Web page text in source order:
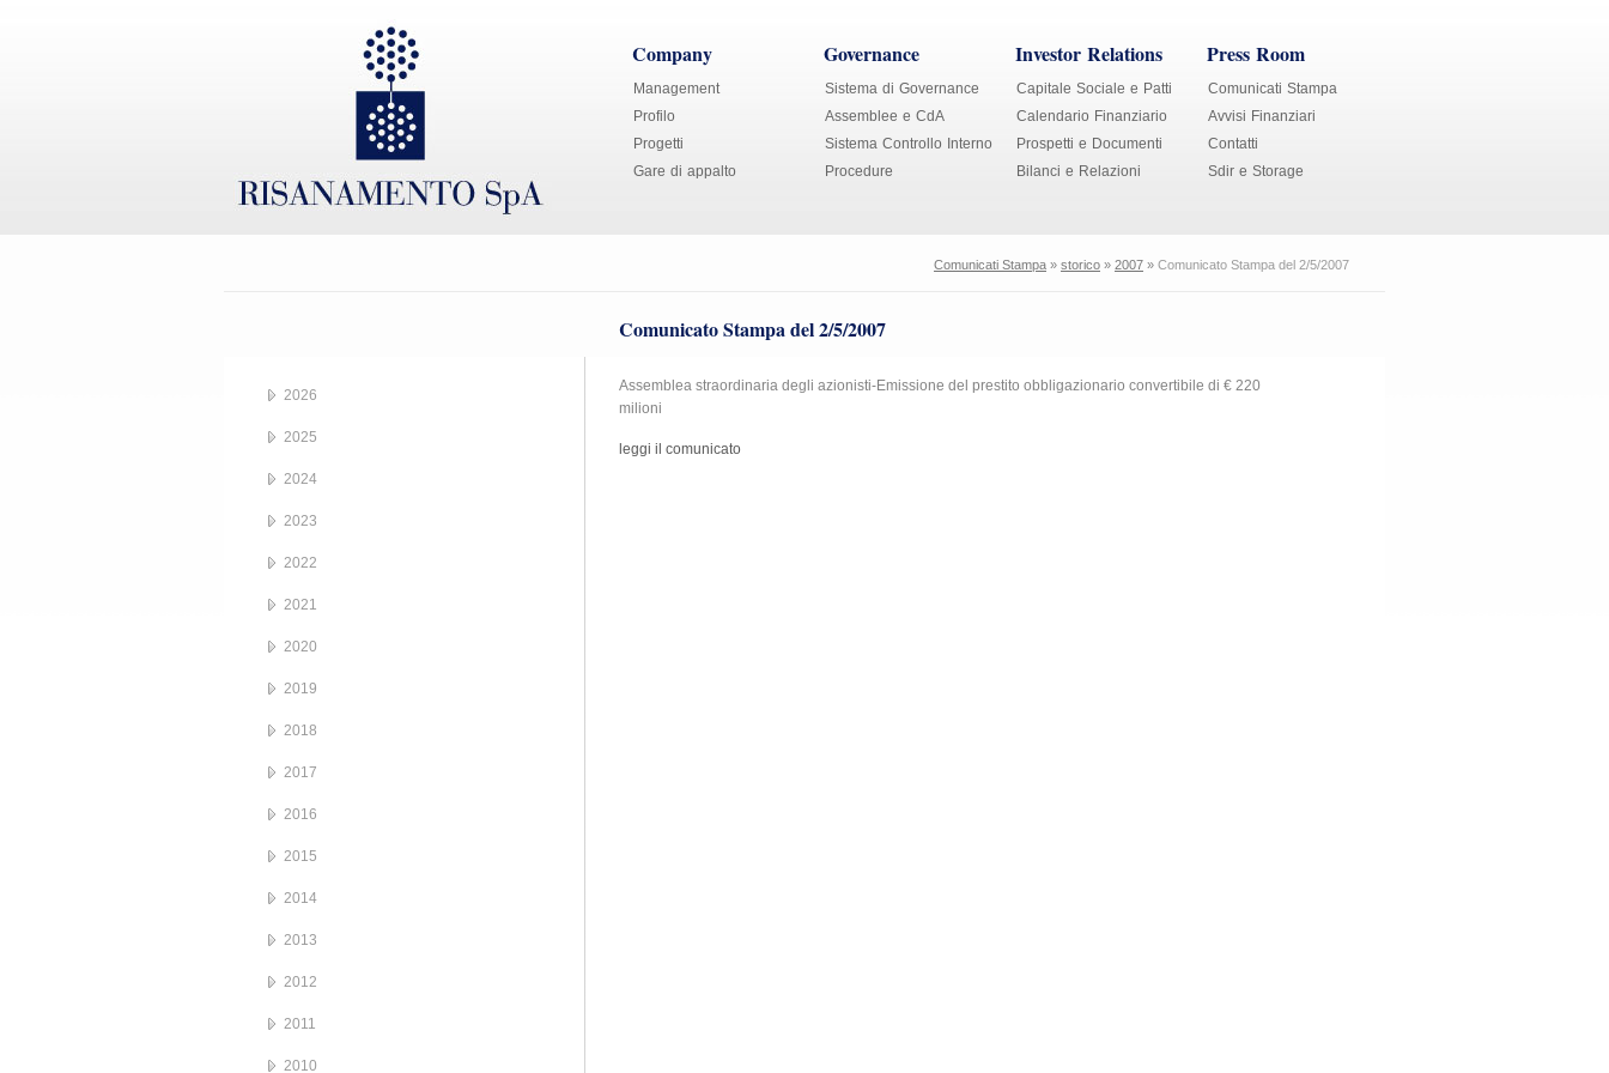
Company
Management
Profilo
Progetti
Gare di appalto
Governance
Sistema di Governance
Assemblee e CdA
Sistema Controllo Interno
Procedure
Investor Relations
Capitale Sociale e Patti
Calendario Finanziario
Prospetti e Documenti
Bilanci e Relazioni
Press Room
Comunicati Stampa
Avvisi Finanziari
Contatti
Sdir e Storage
Comunicati Stampa » storico » 2007 » Comunicato Stampa del 2/5/2007
Comunicato Stampa del 2/5/2007
Assemblea straordinaria degli azionisti-Emissione del prestito obbligazionario convertibile di € 220
milioni
leggi il comunicato
2026
2025
2024
2023
2022
2021
2020
2019
2018
2017
2016
2015
2014
2013
2012
2011
2010